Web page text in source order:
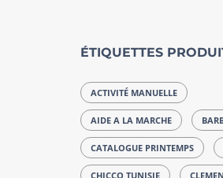
ÉTIQUETTES
ACTIVITÉ MANUELLE
AIDE A LA MARCHE
CATALOGUE PRINTEMPS
CHICCO TUNISIE